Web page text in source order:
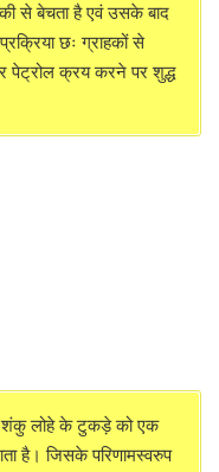
से बेचता है एवं उसके बाद
छः ग्राहकों से
पेट्रोल क्रय करने पर शुद्ध
शंकु लोहे के टुकड़े को एक
है। जिसके परिणामस्वरुप